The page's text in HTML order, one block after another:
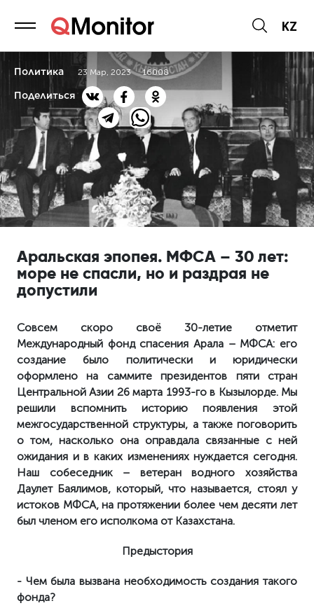
KZ
Политика 23 Мар, 2023 16008
Поделиться
Аральская эпопея. МФСА – 30 лет:
море не спасли, но и раздрая не
допустили
Совсем скоро своё 30-летие отметит
Международный фонд спасения Арала – МФСА: его
создание было политически и юридически
оформлено на саммите президентов пяти стран
Центральной Азии 26 марта 1993-го в Кызылорде. Мы
решили вспомнить историю появления этой
межгосударственной структуры, а также поговорить
о том, насколько она оправдала связанные с ней
ожидания и в каких изменениях нуждается сегодня.
Наш собеседник – ветеран водного хозяйства
Даулет Баялимов, который, что называется, стоял у
истоков МФСА, на протяжении более чем десяти лет
был членом его исполкома от Казахстана.
Предыстория
- Чем была вызвана необходимость создания такого
фонда?